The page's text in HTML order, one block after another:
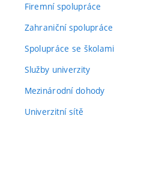
Firemní spolupráce
Zahraniční spolupráce
Spolupráce se školami
Služby univerzity
Mezinárodní dohody
Univerzitní sítě